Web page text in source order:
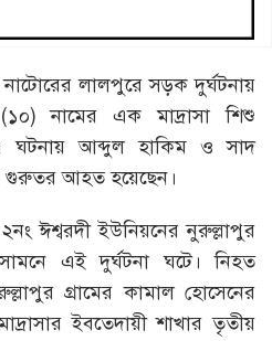
নাটোরের লালপুরে সড়ক দুর্ঘটনায়
নামের এক মাদ্রাসা শিশু
এ ঘটনায় আব্দুল হাকিম ও সাদ
আহত হয়েছেন।
ঈশ্বরদী ইউনিয়নের নুরুল্লাপুর
এই দুর্ঘটনা ঘটে। নিহত
গ্রামের কামাল হোসেনের
ইবতেদায়ী শাখার তৃতীয়